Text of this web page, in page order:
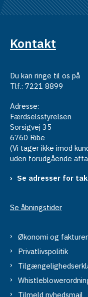
Kontakt
Du kan ringe til os på
Tlf.: 7221 8899
Adresse:
Færdselsstyrelsen
Sorsigvej 35
6760 Ribe
(Vi tager ikke imod
uden forudgående
Se adresser for
Se åbningstider
Økonomi og
Privatlivspolitik
Tilmeld nyhedsmail